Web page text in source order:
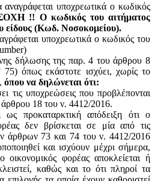
υποχρεωτικά ο κωδικός
!! Ο κωδικός του αιτήματος
είδους (Κωδ. Νοσοκομείου).
υποχρεωτικά ο κωδικός του
δήλωσης της παρ. 4 του άρθρου 8
όπως εκάστοτε ισχύει, χωρίς το
όπου να δηλώνεται ότι:
τις υποχρεώσεις που προβλέπονται
18 του ν. 4412/2016.
ως προκαταρκτική απόδειξη ότι ο
δεν βρίσκεται σε μία από τις
άρθρων 73 και 74 του ν. 4412/2016
και ισχύουν μέχρι σήμερα,
οικονομικός φορέας αποκλείεται ή
καθώς και το ότι πληροί τα